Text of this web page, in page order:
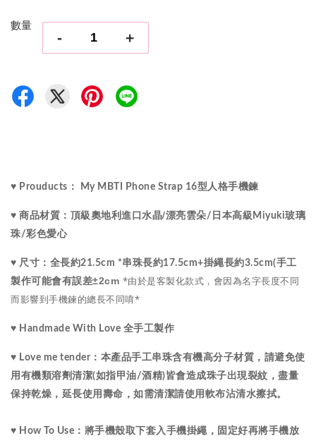
數量
- +
♥ Prouducts： My MBTI Phone Strap 16型人格手機鍊
♥ 商品材質： 頂級奧地利進口 水晶/漂亮雲朵/ 日本高級Miyuki玻璃
珠/彩色愛心
♥ 尺寸： 全長約21.5cm *串珠長約17.5cm+掛繩長約3.5cm(手工
製作可能會有誤差±2cm *由於是客製化款式，會因為名字長度不同
而影響到手機鍊的總長不同唷*
♥ Handmade With Love 全手工製作
♥ Love me tender： 本產品手工串珠含有機高分子材質，請避免使
用有機類溶劑清潔(如指甲油/酒精)皆會造成珠子出現裂紋，盡量
保持乾燥，延長使用壽命，如需清潔請使用軟布沾清水擦拭。
♥ How To Use：將手機殼取下套入手機掛繩，固定好再將手機放